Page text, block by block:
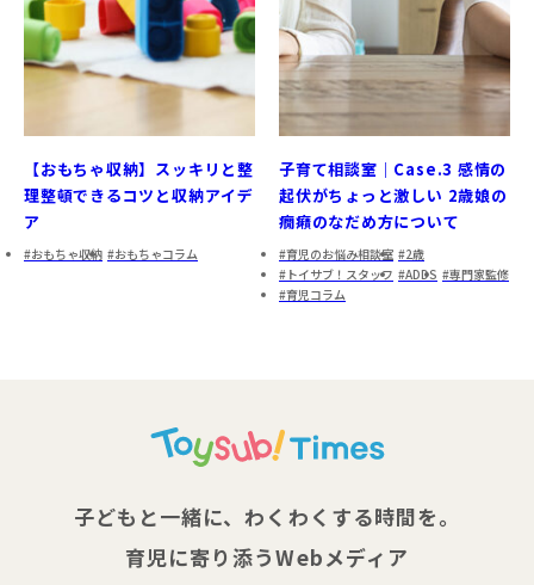
【おもちゃ収納】スッキリと整
理整頓できるコツと収納アイデ
ア
おもちゃ収納 おもちゃコラム
子育て相談室｜Case.3 感情の
起伏がちょっと激しい 2歳娘の
癇癪のなだめ方について
育児のお悩み相談室
2歳
トイサブ！スタッフ
ADDS
専門家監修
育児コラム
子どもと一緒に、わくわくする時間を。
育児に寄り添うWebメディア